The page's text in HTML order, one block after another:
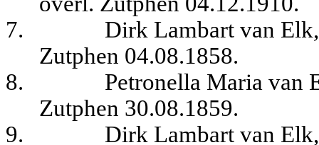
7.
Dirk Lambart van
Zutphen 04.08.1858.
8.
Petronella Maria van
Zutphen 30.08.1859.
9.
Dirk Lambart van